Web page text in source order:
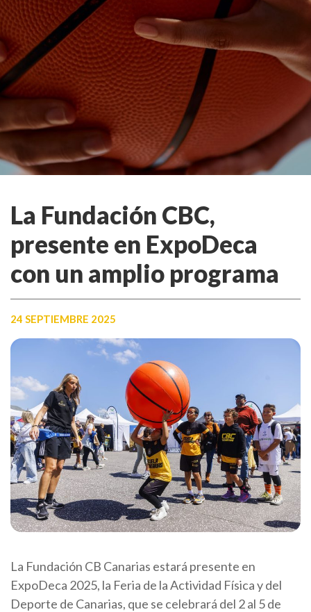
La Fundación CBC,
presente en ExpoDeca
con un amplio programa
24 SEPTIEMBRE 2025
La Fundación CB Canarias estará presente en
ExpoDeca 2025, la Feria de la Actividad Física y del
Deporte de Canarias, que se celebrará del 2 al 5 de